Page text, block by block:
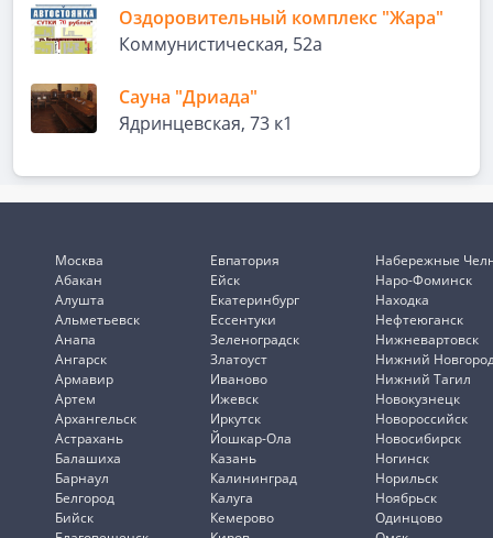
Оздоровительный комплекс "Жара"
Коммунистическая, 52а
Сауна "Дриада"
Ядринцевская, 73 к1
Москва
Абакан
Алушта
Альметьевск
Анапа
Ангарск
Армавир
Артем
Архангельск
Астрахань
Балашиха
Барнаул
Белгород
Бийск
Евпатория
Ейск
Екатеринбург
Ессентуки
Зеленоградск
Златоуст
Иваново
Ижевск
Иркутск
Йошкар-Ола
Казань
Калининград
Калуга
Кемерово
Набережные
Наро-Фоминск
Находка
Нефтеюганск
Нижневартовск
Нижний
Нижний Тагил
Новокузнецк
Новороссийск
Новосибирск
Ногинск
Норильск
Ноябрьск
Одинцово